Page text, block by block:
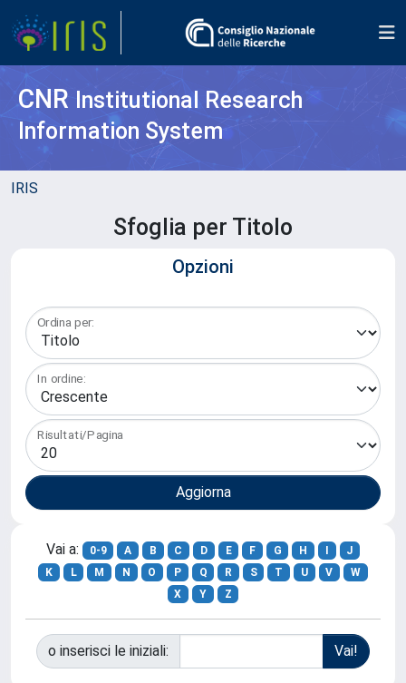
CNR Institutional Research
Information System
IRIS
Sfoglia per Titolo
Opzioni
Ordina per:
In ordine:
Risultati/Pagina
Vai a: 0-9 A B C D E F G H
J
K
L M N O P Q R S T U V
W
X
Y Z
o inserisci le iniziali: